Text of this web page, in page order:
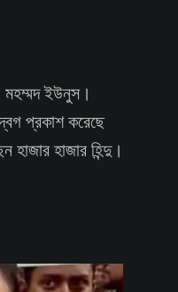
মহম্মদ ইউনুস।
প্রকাশ করেছে
হাজার হাজার হিন্দু।